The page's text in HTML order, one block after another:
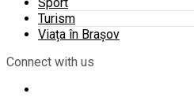
Turism
Viața în Brașov
Connect with us